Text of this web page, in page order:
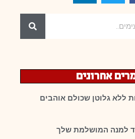
אחרונים
ללא גלוטן שכולם אוהבים
למנה המושלמת שלך